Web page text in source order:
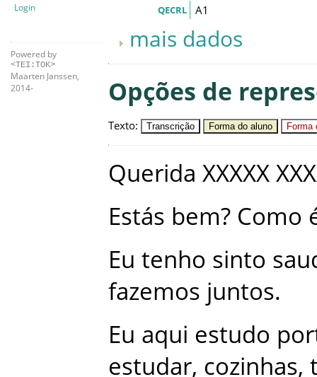
Login
Powered by
<TEI:TOK>
Maarten Janssen,
2014-
QECRL A1
mais dados
Opções de
Texto: Transcrição Forma do aluno Forma
Querida XXXXX
Estás bem? Como
Eu tenho sinto
fazemos juntos.
Eu aqui estudo
estudar, cozinhas,